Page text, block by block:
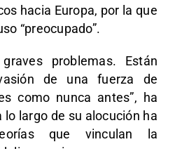
hacia Europa, por la que
“preocupado”.
problemas. Están
de una fuerza de
como nunca antes”, ha
lo largo de su alocución ha
que vinculan la